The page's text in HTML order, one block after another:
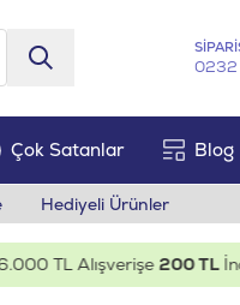
0232
Çok Satanlar Blog
Hediyeli Ürünler
TL Alışverişe200 TLİndirim